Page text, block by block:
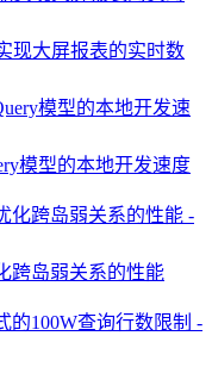
现大屏报表的实时数
模型的本地开发速度
跨岛弱关系的性能